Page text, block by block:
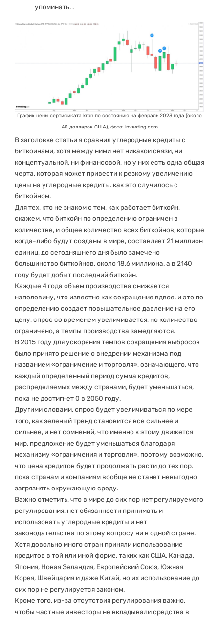
упоминать. .
График цены сертификата krbn по состоянию на февраль 2023 года (около
40 долларов США), фото: investing.com
В заголовке статьи я сравнил углеродные кредиты с
биткойнами, хотя между ними нет никакой связи, ни
концептуальной, ни финансовой, но у них есть одна общая
черта, которая может привести к резкому увеличению
цены на углеродные кредиты. как это случилось с
биткойном.
Для тех, кто не знаком с тем, как работает биткойн,
скажем, что биткойн по определению ограничен в
количестве, и общее количество всех биткойнов, которые
когда-либо будут созданы в мире, составляет 21 миллион
единиц, до сегодняшнего дня было замечено
большинство биткойнов, около 18,6 миллиона. а в 2140
году будет добыт последний биткойн.
Каждые 4 года объем производства снижается
наполовину, что известно как сокращение вдвое, и это по
определению создает повышательное давление на его
цену, спрос со временем увеличивается, но количество
ограничено, а темпы производства замедляются.
В 2015 году для ускорения темпов сокращения выбросов
было принято решение о внедрении механизма под
названием «ограничение и торговля», означающего, что
каждый определенный период сумма кредитов,
распределяемых между странами, будет уменьшаться,
пока не достигнет 0 в 2050 году.
Другими словами, спрос будет увеличиваться по мере
того, как зеленый тренд становится все сильнее и
сильнее, и нет сомнений, что именно к этому движется
мир, предложение будет уменьшаться благодаря
механизму «ограничения и торговли», поэтому возможно,
что цена кредитов будет продолжать расти до тех пор,
пока странам и компаниям вообще не станет невыгодно
загрязнять окружающую среду.
Важно отметить, что в мире до сих пор нет регулируемого
регулирования, нет обязанности принимать и
использовать углеродные кредиты и нет
законодательства по этому вопросу ни в одной стране.
Хотя довольно много стран приняли использование
кредитов в той или иной форме, таких как США, Канада,
Япония, Новая Зеландия, Европейский Союз, Южная
Корея, Швейцария и даже Китай, но их использование до
сих пор не регулируется законом.
Кроме того, из-за отсутствия регулирования важно,
чтобы частные инвесторы не вкладывали средства в